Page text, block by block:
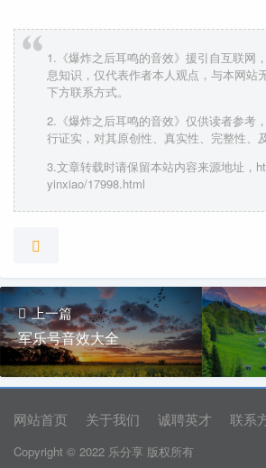
1.《爆炸之后耳鸣的音效》援引自互联网
息知识，仅代表作者本人观点，与本网站
下方联系方式。
2.《爆炸之后耳鸣的音效》仅供读者参考
行证实，对其原创性、真实性、完整性、
3.文章转载时请保留本站内容来源地址，
yinxiao/17998.html
上一篇
军乐号音效大全
网站首页 关于我们 诚聘英才 联系
Copyright © 2022 乐分享 版权所有